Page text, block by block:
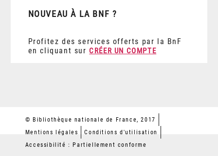
NOUVEAU À LA BNF ?
Profitez des services offerts par la BnF
en cliquant sur CRÉER UN COMPTE
© Bibliothèque nationale de France, 2017
Mentions légales
Conditions d'utilisation
Accessibilité : Partiellement conforme